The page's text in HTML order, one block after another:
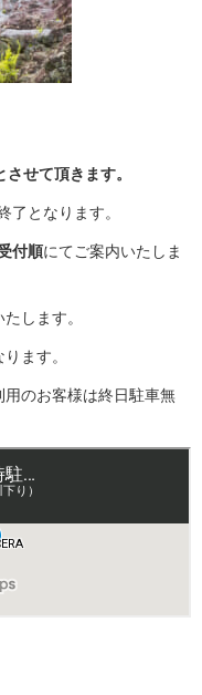
せて頂きます。
となります。
付順にてご案内いたしま
します。
ます。
のお客様は終日駐車無